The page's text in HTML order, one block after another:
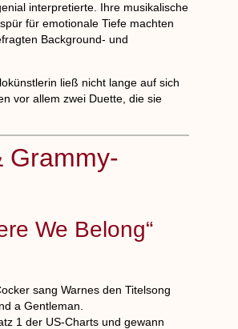
interpretierte. Ihre musikalische
für emotionale Tiefe machten
Background- und
ließ nicht lange auf sich
vor allem zwei Duette, die sie
Grammy-
We Belong“
sang Warnes den Titelsong
a Gentleman
1 der US-Charts und gewann